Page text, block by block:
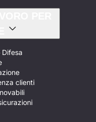
clienti